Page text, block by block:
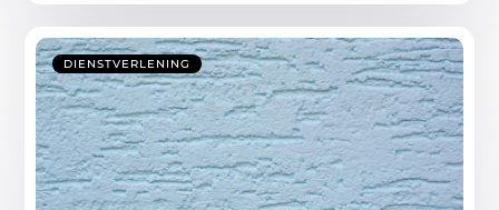
DIENSTVERLENING